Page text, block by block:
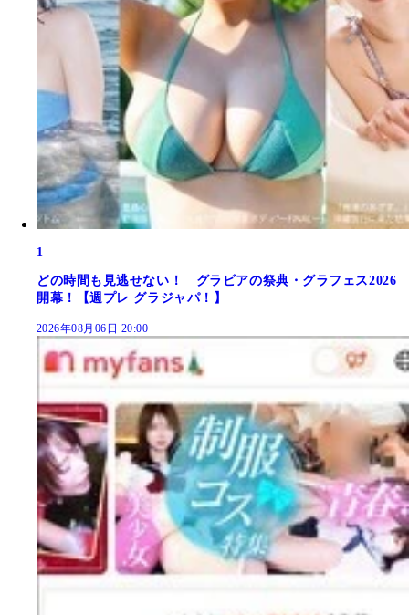
1
どの時間も見逃せない！ グラビアの祭典・グラフェス2026
開幕！【週プレ グラジャパ！】
2026年08月06日 20:00